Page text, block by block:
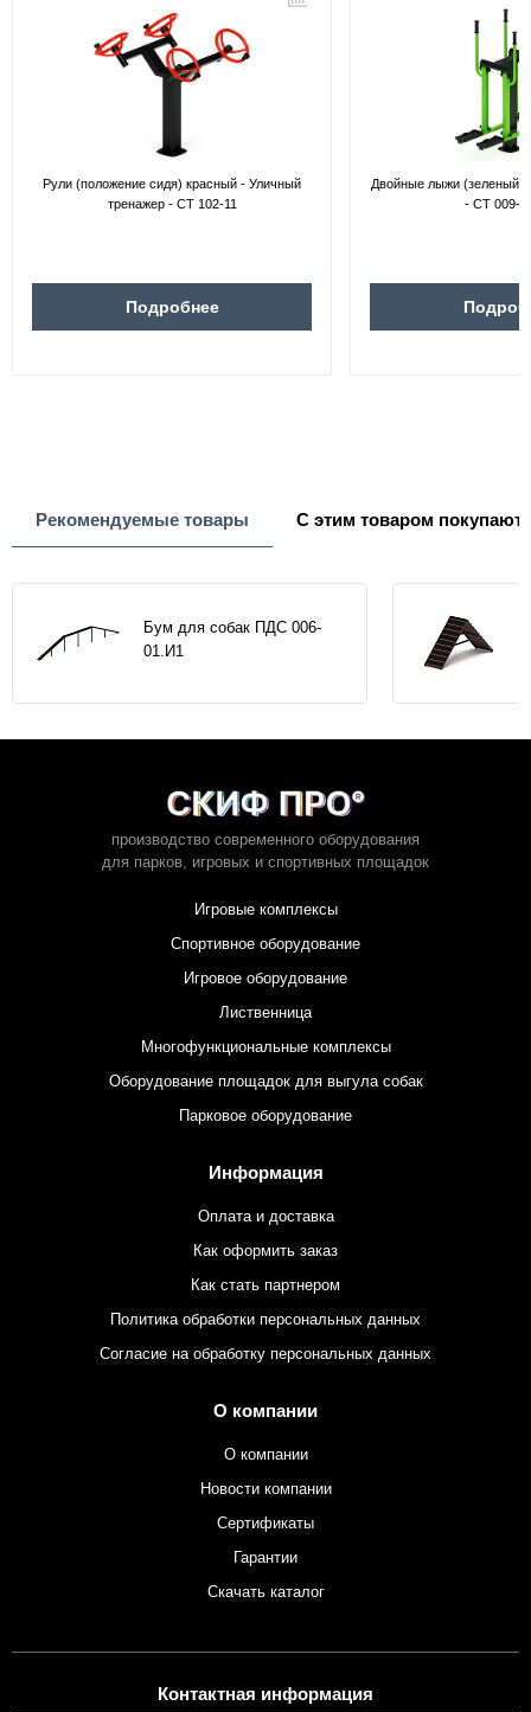
Рули (положение сидя) красный - Уличный
тренажер - СТ 102-11
Подробнее
Двойные лыжи (зеленый)
- СТ 009-
Рекомендуемые товары С этим товаром покупают
Бум для собак ПДС 006-
01.И1
производство современного оборудования
для парков, игровых и спортивных площадок
Игровые комплексы
Спортивное оборудование
Игровое оборудование
Лиственница
Многофункциональные комплексы
Оборудование площадок для выгула собак
Парковое оборудование
Информация
Оплата и доставка
Как оформить заказ
Как стать партнером
Политика обработки персональных данных
Согласие на обработку персональных данных
О компании
О компании
Новости компании
Сертификаты
Гарантии
Скачать каталог
Контактная информация